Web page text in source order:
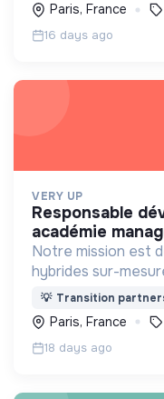
Paris, France
16 days ago
VERY UP
responsable développement commercial,
académie
Notre mission est
hybrides sur-
environnemental,
les compétences
💡 Transition
Paris, France
18 days ago